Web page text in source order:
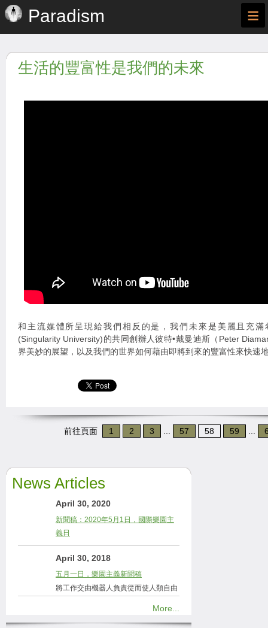
Paradism ≡
生活的豐富性是我們的未來
和主流媒體所呈現給我們相反的是，我們未來是美麗且充滿
(Singularity University)的共同創辦人彼特•戴曼迪斯（Peter
界美妙的展望，以及我們的世界如何藉由即將到來的豐富性來快速
前往頁面 1 2 3 57 58 59
News Articles
April 30, 2020
新聞稿：2020年5月1日，國際樂園主
義日
April 30, 2018
五月一日，樂園主義新聞稿
將工作交由機器人負責從而使人類自由
More...